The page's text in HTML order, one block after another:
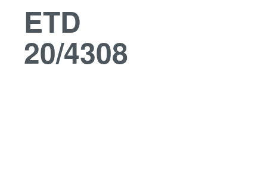
ETD
20/4308